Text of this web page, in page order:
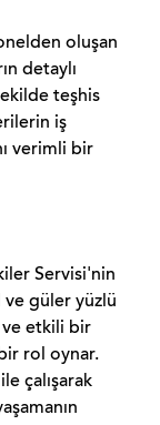
oluşan
detaylı
teşhis
iş
verimli bir
Servisi'nin
ve güler yüzlü
ve etkili bir
rol oynar.
çalışarak